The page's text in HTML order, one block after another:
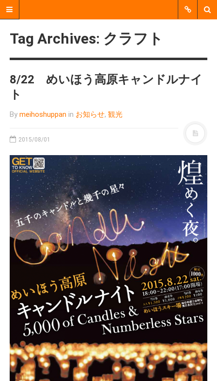
郡上市明宝で、個人、企業、
行政、地域活動団体などをつ
なぐ、 中間支援をおこなう非
営利活動法人（NPO法人）で
す。
MENU
ブログ
お知らせ
体験・講座・ワークショ
ONE-DAY CHEF＆CAFE
明宝PHOTO
月刊めいほう
このブログについて
NPO法人ななしんぼ
めいほうツーネット
Tag Archives: クラフト
8/22 めいほう高原キャンドルナイ
ト
By meihoshuppan in お知らせ, 観光
2015/08/01